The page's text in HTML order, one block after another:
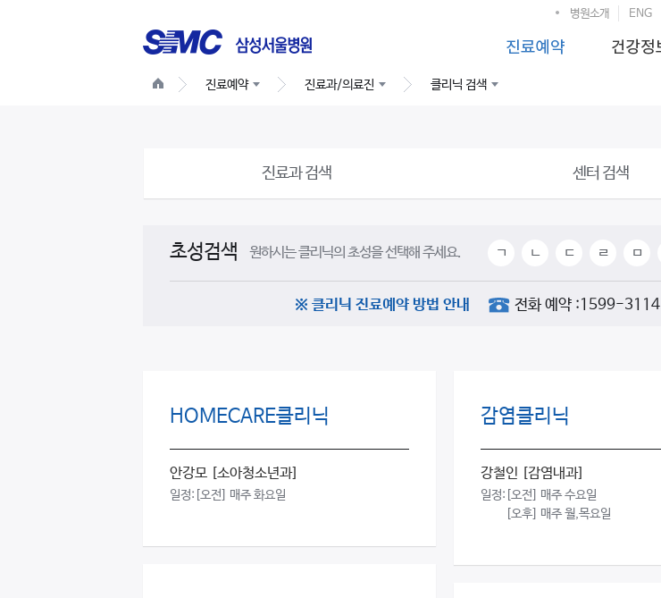
병원소개 ENG
진료예약 진료과/의료진 클리닉 검색
진료과 검색 센터 검색
초성검색 원하시는 클리닉의 초성을 선택해 주세요. ㄱ ㄴ ㄷ ㄹ ㅁ
※ 클리닉 진료예약 방법 안내 전화 예약 :1599-3114
HOMECARE클리닉
안강모 [소아청소년과]
일정: [오전] 매주 화요일
감염클리닉
강철인 [감염내과]
일정: [오전] 매주 수요일
[오후] 매주 월,목요일